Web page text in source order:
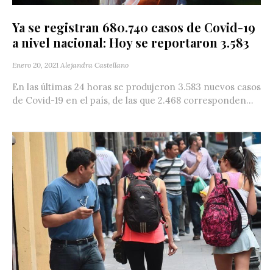
Ya se registran 680.740 casos de Covid-19
a nivel nacional: Hoy se reportaron 3.583
Enero 20, 2021 Alejandra Castellano
En las últimas 24 horas se produjeron 3.583 nuevos casos
de Covid-19 en el país, de las que 2.468 corresponden...